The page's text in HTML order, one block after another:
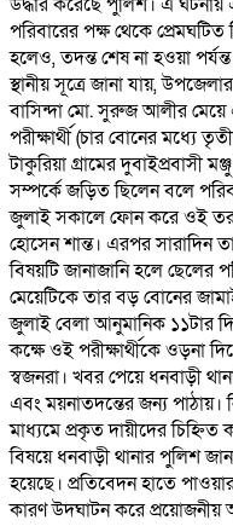
উদ্ধার করেছে পুলিশ। এ
পরিবারের পক্ষ থেকে
হলেও, তদন্ত শেষ না হওয়া
স্থানীয় সূত্রে জানা যায়,
বাসিন্দা মো. সুরুজ আলীর
পরীক্ষার্থী (চার বোনের মধ্যে
টাকুরিয়া গ্রামের দুবাইপ্রবাসী
সম্পর্কে জড়িত ছিলেন বলে
জুলাই সকালে ফোন করে ওই
হোসেন শান্ত। এরপর সারাদিন
বিষয়টি জানাজানি হলে ছেলের
মেয়েটিকে তার বড় বোনের
জুলাই বেলা আনুমানিক ১১টার
কক্ষে ওই পরীক্ষার্থীকে ওড়না
স্বজনরা। খবর পেয়ে ধনবাড়ী
এবং ময়নাতদন্তের জন্য পাঠায়।
মাধ্যমে প্রকৃত দায়ীদের চিহ্নিত
বিষয়ে ধনবাড়ী থানার পুলিশ
হয়েছে। প্রতিবেদন হাতে
কারণ উদঘাটন করে প্রয়োজনীয়